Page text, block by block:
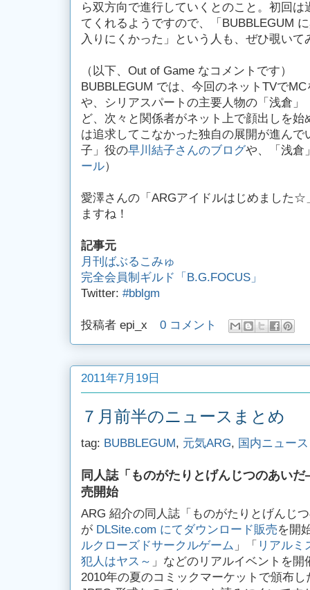
ら双方向で進行していくとのこと。初回
てくれるようですので、「BUBBLEGUM
入りにくかった」という人も、ぜひ覗いて
（以下、Out of Game なコメントです）
BUBBLEGUM では、今回のネットTVで
や、シリアスパートの主要人物の「浅倉」
ど、次々と関係者がネット上で顔出しを
は追求してこなかった独自の展開が進ん
子」役の早川結子さんのブログや、「浅倉
ール）
愛澤さんの「ARGアイドルはじめました☆
ますね！
記事元
月刊ばぶるこみゅ
完全会員制ギルド「B.G.FOCUS」
Twitter: #bblgm
投稿者 epi_x 0 コメント
2011年7月19日
７月前半のニュースまとめ
tag: BUBBLEGUM, 元気ARG, 国内ニュース
同人誌「ものがたりとげんじつのあい
売開始
ARG 紹介の同人誌「ものがたりとげんじ
が DLSite.com にてダウンロード販売を開
ルクローズドサークルゲーム 」「 リアル
犯人はヤス～ 」などのリアルイベントを
2010年の夏のコミックマーケットで頒布